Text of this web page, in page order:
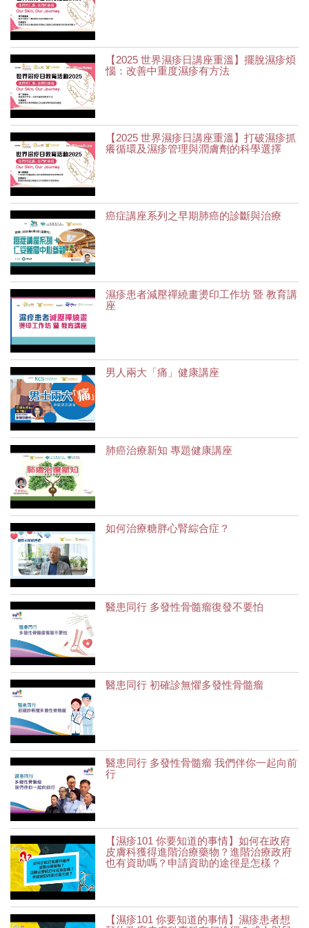
【2025 世界濕疹日講座重溫】擺脫濕疹煩
惱：改善中重度濕疹有方法
【2025 世界濕疹日講座重溫】打破濕疹抓
癢循環及濕疹管理與潤膚劑的科學選擇
癌症講座系列之早期肺癌的診斷與治療
濕疹患者減壓禪繞畫燙印工作坊 暨 教育講
座
男人兩大「痛」健康講座
肺癌治療新知 專題健康講座
如何治療糖胖心腎綜合症？
醫患同行 多發性骨髓瘤復發不要怕
醫患同行 初確診無懼多發性骨髓瘤
醫患同行 多發性骨髓瘤 我們伴你一起向前
行
【濕疹101 你要知道的事情】如何在政府
皮膚科獲得進階治療藥物？進階治療政府
也有資助嗎？申請資助的途徑是怎樣？
【濕疹101 你要知道的事情】濕疹患者想